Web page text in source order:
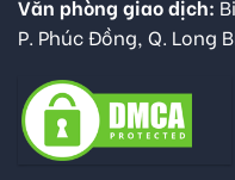
Văn phòng giao dịch:
P. Phúc Đồng, Q. Long